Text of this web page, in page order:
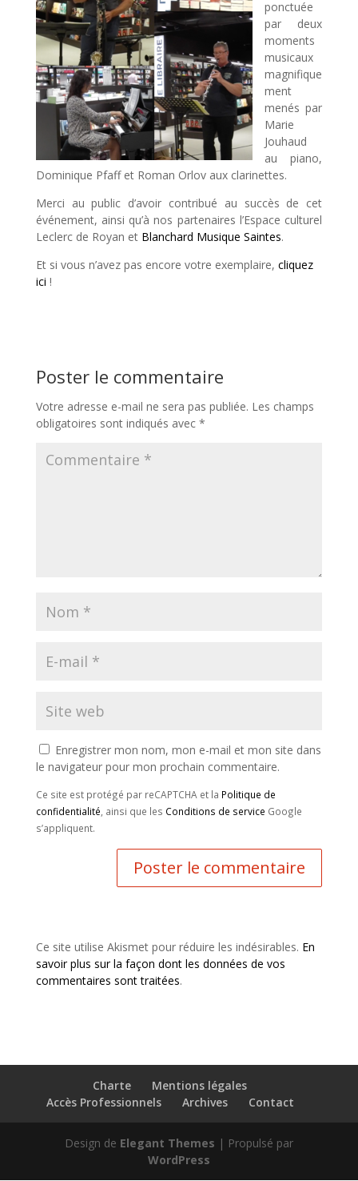
ponctuée
par deux
moments
musicaux
magnifique
ment
menés par
Marie
Jouhaud
au piano,
Dominique Pfaff et Roman Orlov aux clarinettes.
Merci au public d’avoir contribué au succès de cet
événement, ainsi qu’à nos partenaires l’Espace culturel
Leclerc de Royan et Blanchard Musique Saintes.
Et si vous n’avez pas encore votre exemplaire, cliquez
ici !
Poster le commentaire
Votre adresse e-mail ne sera pas publiée. Les champs
obligatoires sont indiqués avec *
Enregistrer mon nom, mon e-mail et mon site dans
le navigateur pour mon prochain commentaire.
Ce site est protégé par reCAPTCHA et la Politique de
confidentialité , ainsi que les Conditions de service Google
s’appliquent.
Ce site utilise Akismet pour réduire les indésirables. En
savoir plus sur la façon dont les données de vos
commentaires sont traitées.
Charte
Mentions légales
Accès Professionnels
Archives Contact
Design de Elegant Themes | Propulsé par
WordPress